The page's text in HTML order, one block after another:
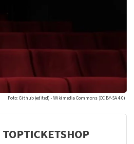
Foto: Github (edited) - Wikimedia Commons (CC BY-SA 4.0)
TOPTICKETSHOP